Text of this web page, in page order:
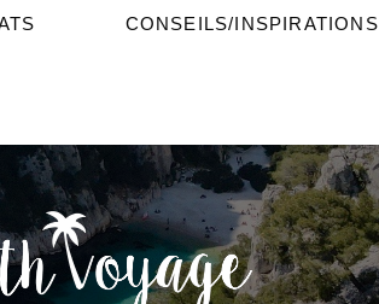
CONSEILS/INSPIRATIONS